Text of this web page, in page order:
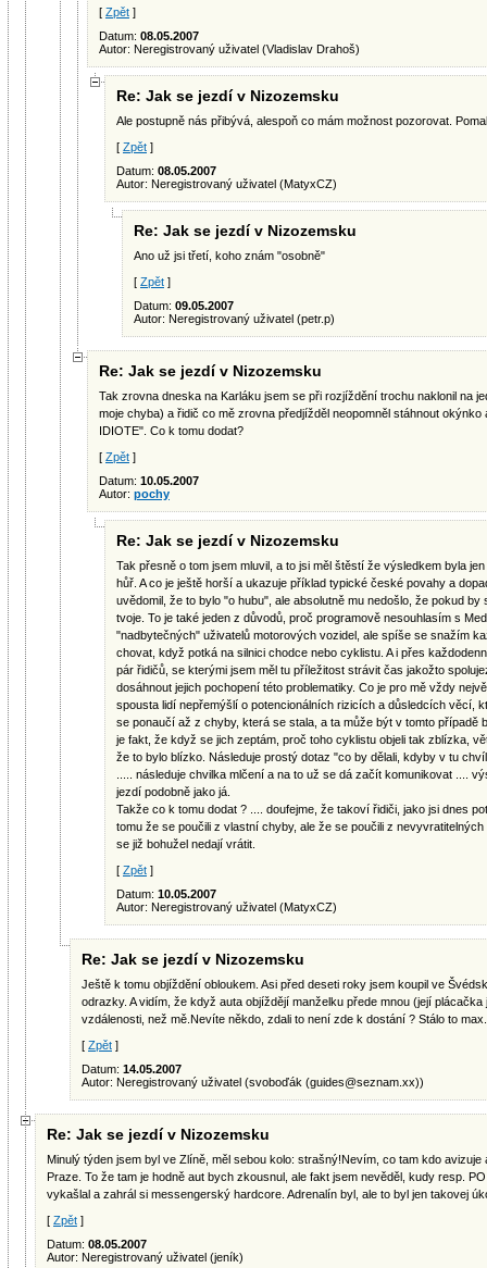
[ Zpět ]
Datum: 08.05.2007
Autor: Neregistrovaný uživatel (Vladislav Drahoš)
Re: Jak se jezdí v Nizozemsku
Ale postupně nás přibývá, alespoň co mám možnost pozorovat.
[ Zpět ]
Datum: 08.05.2007
Autor: Neregistrovaný uživatel (MatyxCZ)
Re: Jak se jezdí v Nizozemsku
Ano už jsi třetí, koho znám "osobně"
[ Zpět ]
Datum: 09.05.2007
Autor: Neregistrovaný uživatel (petr.p)
Re: Jak se jezdí v Nizozemsku
Tak zrovna dneska na Karláku jsem se při rozjíždění trochu naklonil na
moje chyba) a řidič co mě zrovna předjížděl neopomněl stáhnout
IDIOTE". Co k tomu dodat?
[ Zpět ]
Datum: 10.05.2007
Autor: pochy
Re: Jak se jezdí v Nizozemsku
Tak přesně o tom jsem mluvil, a to jsi měl štěstí že výsledkem byla
hůř. A co je ještě horší a ukazuje příklad typické české povahy a
uvědomil, že to bylo "o hubu", ale absolutně mu nedošlo, že pokud by
tvoje. To je také jeden z důvodů, proč programově nesouhlasím s
"nadbytečných" uživatelů motorových vozidel, ale spíše se snažím
chovat, když potká na silnici chodce nebo cyklistu. A i přes
pár řidičů, se kterými jsem měl tu příležitost strávit čas jakožto
dosáhnout jejich pochopení této problematiky. Co je pro mě vždy
spousta lidí nepřemýšlí o potencionálních rizicích a důsledcích věcí,
se ponaučí až z chyby, která se stala, a ta může být v tomto případě
je fakt, že když se jich zeptám, proč toho cyklistu objeli tak zblízka,
že to bylo blízko. Následuje prostý dotaz "co by dělali, kdyby v tu
..... následuje chvilka mlčení a na to už se dá začít komunikovat ....
jezdí podobně jako já.
Takže co k tomu dodat ? .... doufejme, že takoví řidiči, jako jsi dnes
tomu že se poučili z vlastní chyby, ale že se poučili z
se již bohužel nedají vrátit.
[ Zpět ]
Datum: 10.05.2007
Autor: Neregistrovaný uživatel (MatyxCZ)
Re: Jak se jezdí v Nizozemsku
Ještě k tomu objíždění obloukem. Asi před deseti roky jsem koupil ve
odrazky. A vidím, že když auta objíždějí manželku přede mnou (její
vzdálenosti, než mě.Nevíte někdo, zdali to není zde k dostání ? Stálo to
[ Zpět ]
Datum: 14.05.2007
Autor: Neregistrovaný uživatel (svoboďák (guides@seznam.xx))
Re: Jak se jezdí v Nizozemsku
Minulý týden jsem byl ve Zlíně, měl sebou kolo: strašný!Nevím, co tam kdo avizuje
Praze. To že tam je hodně aut bych zkousnul, ale fakt jsem nevěděl, kudy resp.
vykašlal a zahrál si messengerský hardcore. Adrenalín byl, ale to byl jen takovej
[ Zpět ]
Datum: 08.05.2007
Autor: Neregistrovaný uživatel (jeník)